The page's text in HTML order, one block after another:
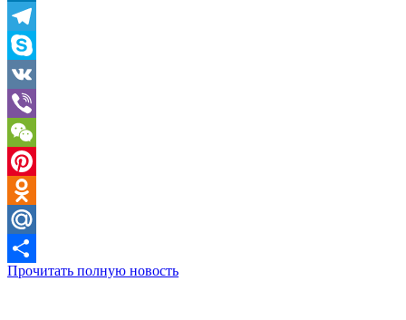
LinkedIn
Telegram
Skype
VK
Viber
WeChat
Pinterest
Odnoklassniki
Mail.Ru
Отправить
Прочитать полную новость